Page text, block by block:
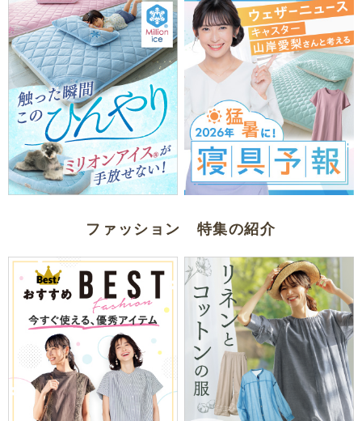
ファッション 特集の紹介